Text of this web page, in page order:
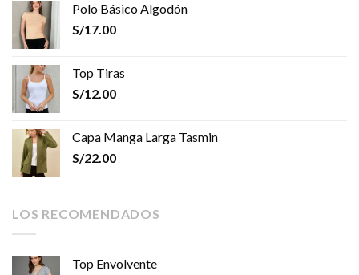
Polo Básico Algodón
S/17.00
Top Tiras
S/12.00
Capa Manga Larga Tasmin
S/22.00
LOS RECOMENDADOS
Top Envolvente